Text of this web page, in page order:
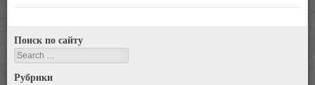
Поиск по сайту
Search
Рубрики